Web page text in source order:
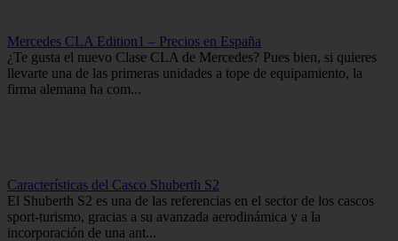
Mercedes CLA Edition1 – Precios en España
¿Te gusta el nuevo Clase CLA de Mercedes? Pues bien, si quieres
llevarte una de las primeras unidades a tope de equipamiento, la
firma alemana ha com...
Características del Casco Shuberth S2
El Shuberth S2 es una de las referencias en el sector de los cascos
sport-turismo, gracias a su avanzada aerodinámica y a la
incorporación de una ant...